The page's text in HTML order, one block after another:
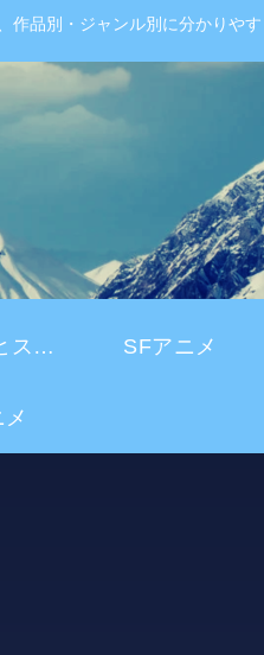
品別・ジャンル別に分かりやす
アニメ 成長ヒストリー SFアニメ